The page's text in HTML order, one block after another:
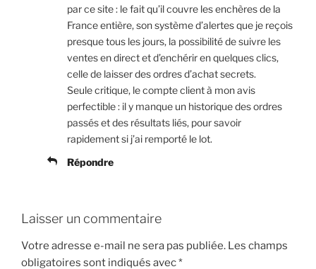
par ce site : le fait qu’il couvre les enchères de la
France entière, son système d’alertes que je reçois
presque tous les jours, la possibilité de suivre les
ventes en direct et d’enchérir en quelques clics,
celle de laisser des ordres d’achat secrets.
Seule critique, le compte client à mon avis
perfectible : il y manque un historique des ordres
passés et des résultats liés, pour savoir
rapidement si j’ai remporté le lot.
Répondre
Laisser un commentaire
Votre adresse e-mail ne sera pas publiée. Les champs
obligatoires sont indiqués avec*